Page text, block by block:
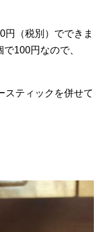
円（税別）でできま
100円なので、
スティックを併せて